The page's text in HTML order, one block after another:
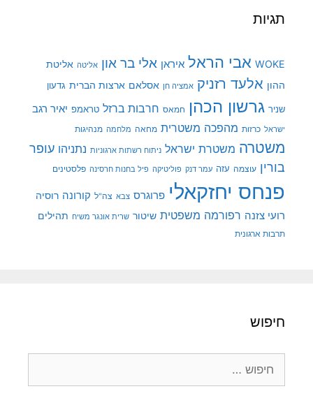
תגיות
WOKE אבי הראל איראן אלי בר און אליטה אליטת
ההון אלעד רזניק אמציה חן אסלאם ארצות הברית גדעון
שניר גרשון הכהן חמאס חרבות ברזל טראמפ יאיר רגב
ישראל כרזות מהפכה משטרית מחאה מלחמה מנהיגות
משטרה משטרת ישראל ניתוח רשתות ארגוניות נתניהו עופר
בורין עוצמה עזה עמר דנק פוליטיקה פיל בחנות חרסינה פלסטינים
פנחס יחזקאלי פרוגרס צבא צה"ל קורונה רוסיה
רועי צזנה רפורמה משפטית שיטור שרית אונגר משיח תהילים
תרבות ארגונית
חיפוש